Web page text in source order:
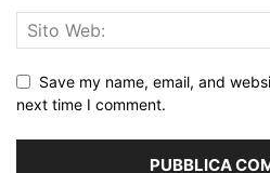
Save my name, email, and
next time I comment.